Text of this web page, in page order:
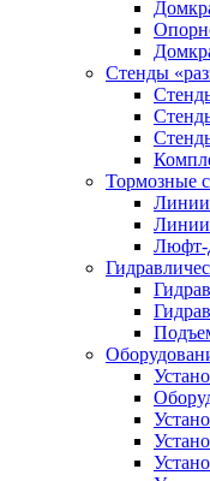
Стенды
Тормозные
Линии
Линии
Люфт-